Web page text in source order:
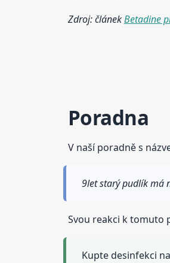
Zdroj: článekBetadine
Poradna
V naší poradně s
9let starý pudlík má
Svou reakci k tomuto
Kupte desinfekci